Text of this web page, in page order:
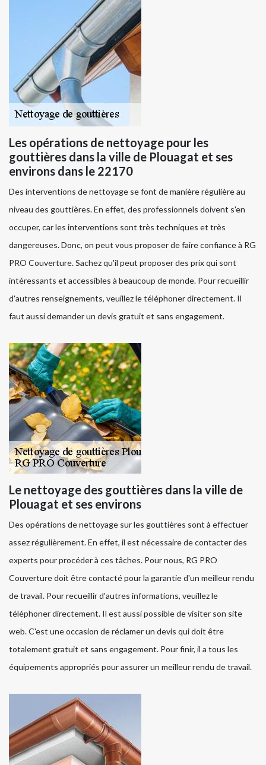
Les opérations de nettoyage pour les
gouttières dans la ville de Plouagat et ses
environs dans le 22170
Des interventions de nettoyage se font de manière régulière au
niveau des gouttières. En effet, des professionnels doivent s'en
occuper, car les interventions sont très techniques et très
dangereuses. Donc, on peut vous proposer de faire confiance à RG
PRO Couverture. Sachez qu'il peut proposer des prix qui sont
intéressants et accessibles à beaucoup de monde. Pour recueillir
d'autres renseignements, veuillez le téléphoner directement. Il
faut aussi demander un devis gratuit et sans engagement.
Le nettoyage des gouttières dans la ville de
Plouagat et ses environs
Des opérations de nettoyage sur les gouttières sont à effectuer
assez régulièrement. En effet, il est nécessaire de contacter des
experts pour procéder à ces tâches. Pour nous, RG PRO
Couverture doit être contacté pour la garantie d'un meilleur rendu
de travail. Pour recueillir d'autres informations, veuillez le
téléphoner directement. Il est aussi possible de visiter son site
web. C'est une occasion de réclamer un devis qui doit être
totalement gratuit et sans engagement. Pour finir, il a tous les
équipements appropriés pour assurer un meilleur rendu de travail.